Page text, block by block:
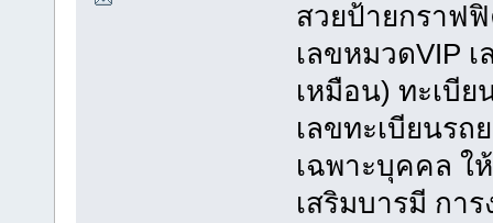
สวยป้ายกราฟ
เลขหมวดVIP
เหมือน) ทะเบีย
เลขทะเบียนร
เฉพาะบุคคล ใ
เสริมบารมี กา